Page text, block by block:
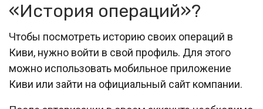
«История операций»?
Чтобы посмотреть историю своих операций в
Киви, нужно войти в свой профиль. Для этого
можно использовать мобильное приложение
Киви или зайти на официальный сайт компании.